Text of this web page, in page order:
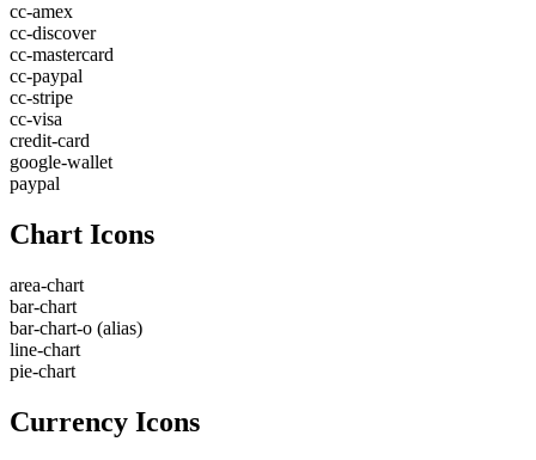
cc-amex
cc-discover
cc-mastercard
cc-paypal
cc-stripe
cc-visa
credit-card
google-wallet
paypal
Chart Icons
area-chart
bar-chart
bar-chart-o (alias)
line-chart
pie-chart
Currency Icons